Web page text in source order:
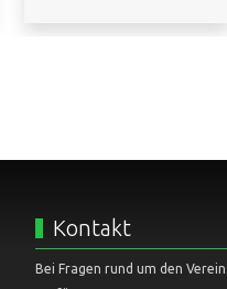
Kontakt
Bei Fragen rund um den